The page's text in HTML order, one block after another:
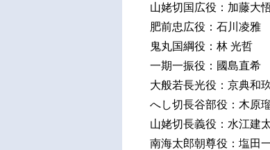
山姥切国広役：加藤大
肥前忠広役：石川凌雅
鬼丸国綱役：林 光哲
一期一振役：國島直希
大般若長光役：京典和玖
へし切長谷部役：木原
山姥切長義役：水江建
南海太郎朝尊役：塩田